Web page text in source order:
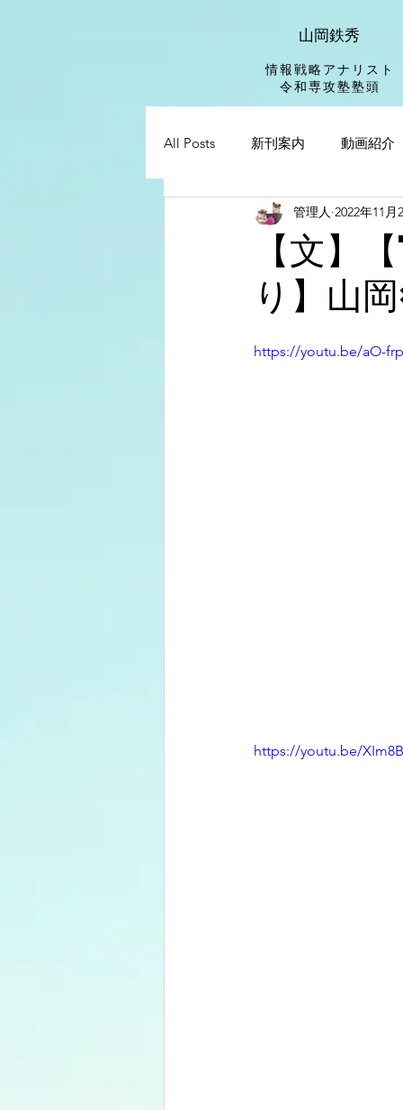
山岡鉄秀
情報戦略アナリスト
​令和専攻塾塾頭
All Posts 新刊案内 動画紹介
【文
り】山
管理人 2022年11月
https://youtu.be/aO-
https://youtu.be/